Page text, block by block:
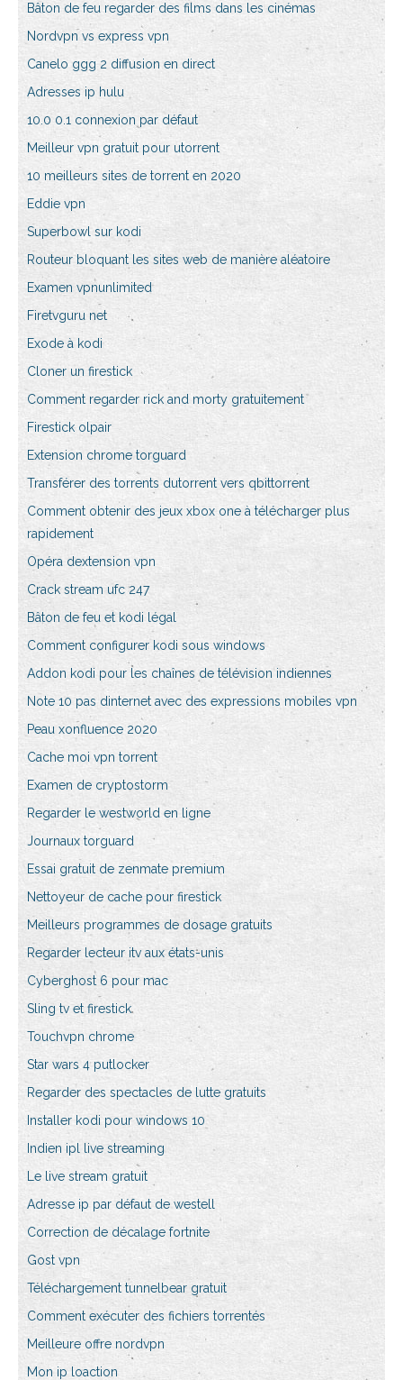
Bâton de feu regarder des films dans les cinémas
Nordvpn vs express vpn
Canelo ggg 2 diffusion en direct
Adresses ip hulu
10.0 0.1 connexion par défaut
Meilleur vpn gratuit pour utorrent
10 meilleurs sites de torrent en 2020
Eddie vpn
Superbowl sur kodi
Routeur bloquant les sites web de manière aléatoire
Examen vpnunlimited
Firetvguru net
Exode à kodi
Cloner un firestick
Comment regarder rick and morty gratuitement
Firestick olpair
Extension chrome torguard
Transférer des torrents dutorrent vers qbittorrent
Comment obtenir des jeux xbox one à télécharger plus
rapidement
Opéra dextension vpn
Crack stream ufc 247
Bâton de feu et kodi légal
Comment configurer kodi sous windows
Addon kodi pour les chaînes de télévision indiennes
Note 10 pas dinternet avec des expressions mobiles vpn
Peau xonfluence 2020
Cache moi vpn torrent
Examen de cryptostorm
Regarder le westworld en ligne
Journaux torguard
Essai gratuit de zenmate premium
Nettoyeur de cache pour firestick
Meilleurs programmes de dosage gratuits
Regarder lecteur itv aux états-unis
Cyberghost 6 pour mac
Sling tv et firestick
Touchvpn chrome
Star wars 4 putlocker
Regarder des spectacles de lutte gratuits
Installer kodi pour windows 10
Indien ipl live streaming
Le live stream gratuit
Adresse ip par défaut de westell
Correction de décalage fortnite
Gost vpn
Téléchargement tunnelbear gratuit
Comment exécuter des fichiers torrentés
Meilleure offre nordvpn
Mon ip loaction